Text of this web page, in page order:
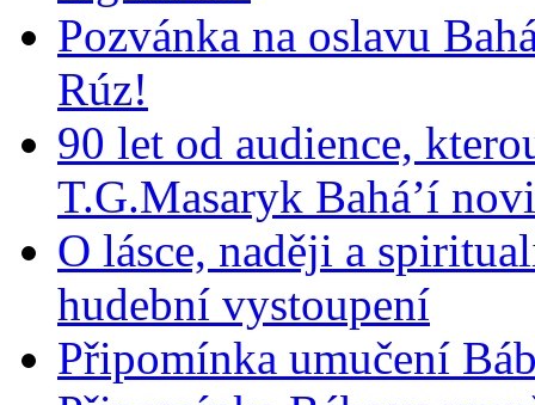
Pozvánka na oslavu
Rúz!
90 let od audience,
T.G.Masaryk Bahá’í
O lásce, naději a
hudební vystoupení
Připomínka umučení